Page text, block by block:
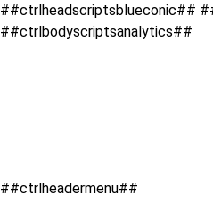
##ctrlheadscriptsblueconic##
##ctrlbodyscriptsanalytics##
##ctrlheadermenu##